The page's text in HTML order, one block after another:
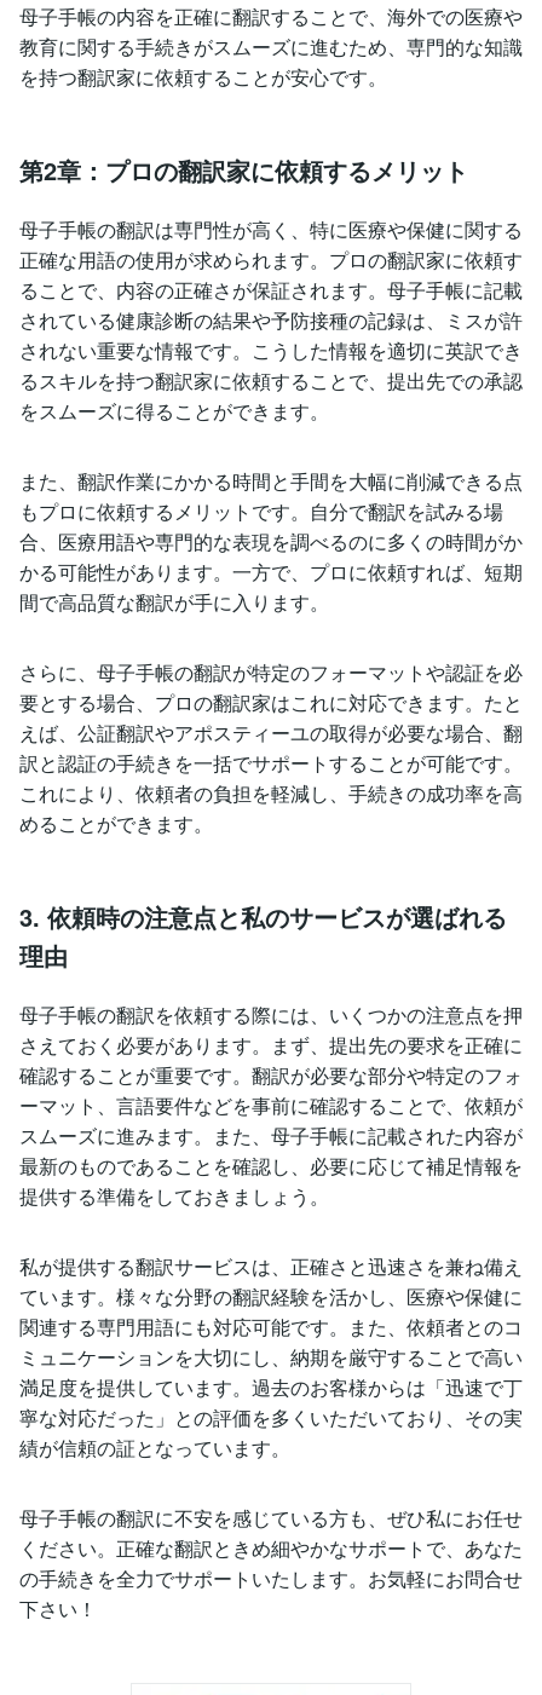
母子手帳の内容を正確に翻訳することで、海外での医療や
教育に関する手続きがスムーズに進むため、専門的な知識
を持つ翻訳家に依頼することが安心です。
第2章：プロの翻訳家に依頼するメリット
母子手帳の翻訳は専門性が高く、特に医療や保健に関する
正確な用語の使用が求められます。プロの翻訳家に依頼す
ることで、内容の正確さが保証されます。母子手帳に記載
されている健康診断の結果や予防接種の記録は、ミスが許
されない重要な情報です。こうした情報を適切に英訳でき
るスキルを持つ翻訳家に依頼することで、提出先での承認
をスムーズに得ることができます。
また、翻訳作業にかかる時間と手間を大幅に削減できる点
もプロに依頼するメリットです。自分で翻訳を試みる場
合、医療用語や専門的な表現を調べるのに多くの時間がか
かる可能性があります。一方で、プロに依頼すれば、短期
間で高品質な翻訳が手に入ります。
さらに、母子手帳の翻訳が特定のフォーマットや認証を必
要とする場合、プロの翻訳家はこれに対応できます。たと
えば、公証翻訳やアポスティーユの取得が必要な場合、翻
訳と認証の手続きを一括でサポートすることが可能です。
これにより、依頼者の負担を軽減し、手続きの成功率を高
めることができます。
3. 依頼時の注意点と私のサービスが選ばれる
理由
母子手帳の翻訳を依頼する際には、いくつかの注意点を押
さえておく必要があります。まず、提出先の要求を正確に
確認することが重要です。翻訳が必要な部分や特定のフォ
ーマット、言語要件などを事前に確認することで、依頼が
スムーズに進みます。また、母子手帳に記載された内容が
最新のものであることを確認し、必要に応じて補足情報を
提供する準備をしておきましょう。
私が提供する翻訳サービスは、正確さと迅速さを兼ね備え
ています。様々な分野の翻訳経験を活かし、医療や保健に
関連する専門用語にも対応可能です。また、依頼者とのコ
ミュニケーションを大切にし、納期を厳守することで高い
満足度を提供しています。過去のお客様からは「迅速で丁
寧な対応だった」との評価を多くいただいており、その実
績が信頼の証となっています。
母子手帳の翻訳に不安を感じている方も、ぜひ私にお任せ
ください。正確な翻訳ときめ細やかなサポートで、あなた
の手続きを全力でサポートいたします。お気軽にお問合せ
下さい！